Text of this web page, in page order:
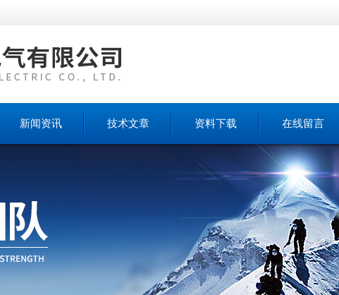
新闻资讯 技术文章 资料下载 在线留言